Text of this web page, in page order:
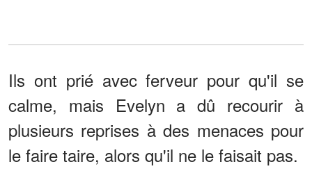
Ils ont prié avec ferveur pour qu'il se
calme, mais Evelyn a dû recourir à
plusieurs reprises à des menaces pour
le faire taire, alors qu'il ne le faisait pas.